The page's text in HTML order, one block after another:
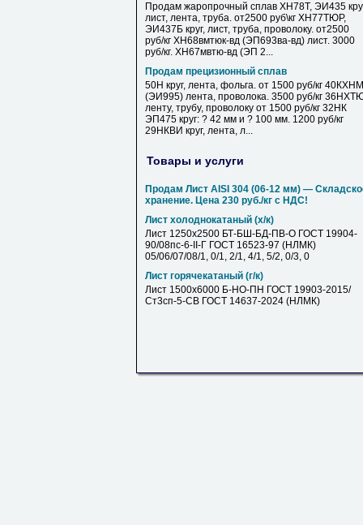
Продам жаропрочный сплав ХН78Т, ЭИ435
лист, лента, труба. от2500 руб\кг ХН77ТЮР,
ЭИ437Б круг, лист, труба, проволоку. от2500
руб/кг ХН68вмтюк-вд (ЭП693ва-вд) лист. 3000
руб/кг. ХН67мвтю-вд (ЭП 2...
Продам прецизионный сплав
50Н круг, лента, фольга. от 1500 руб/кг 40КХНМ
(ЭИ995) лента, проволока. 3500 руб/кг
ленту, трубу, проволоку от 1500 руб/кг 32НК
ЭП475 круг: ? 42 мм и ? 100 мм. 1200 руб/кг
29НКВИ круг, лента, л...
Товары и услуги
Продам Лист AISI 304 (06-12 мм) —
хранение. Цена 230 руб./кг с НДС!
Лист холоднокатаный (х/к)
Лист 1250х2500 БТ-БШ-БД-ПВ-О ГОСТ 19904-
90/08пс-6-II-Г ГОСТ 16523-97 (НЛМК)
05/06/07/08/1, 0/1, 2/1, 4/1, 5/2, 0/3, 0
Лист горячекатаный (г/к)
Лист 1500х6000 Б-НО-ПН ГОСТ 19903-2015/
Ст3сп-5-СВ ГОСТ 14637-2024 (НЛМК)